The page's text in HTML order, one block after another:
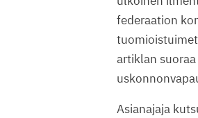
federaation
artiklan
Asianajaja